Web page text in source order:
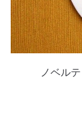
ノベル